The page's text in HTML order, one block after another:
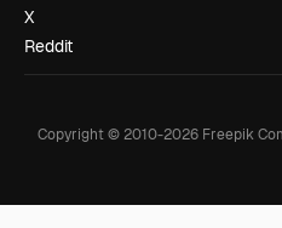
X
Reddit
Copyright © 2010-2026 Freepik